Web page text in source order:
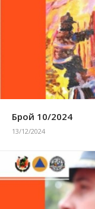
Брой 10/2024
13/12/2024